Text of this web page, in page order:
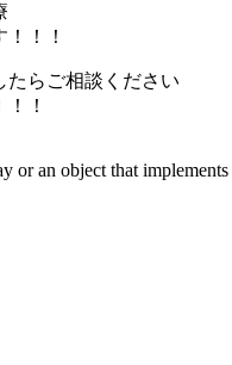
！！
たらご相談ください
！
or an object that